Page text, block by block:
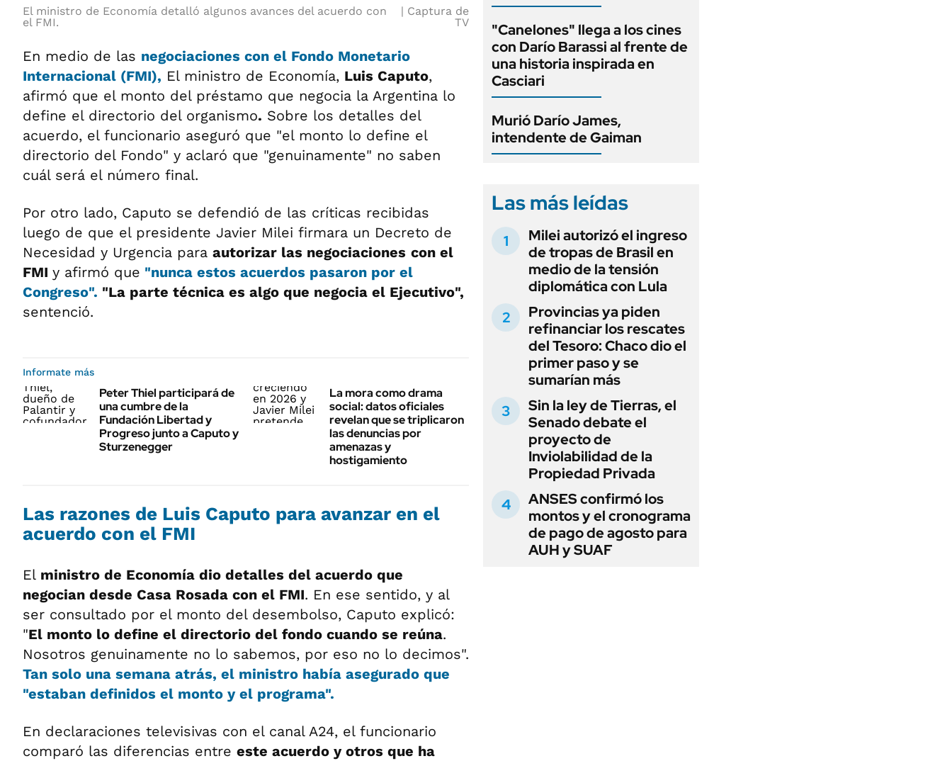
El ministro de Economía detalló algunos avances del acuerdo con
el FMI.
Captura de
TV
En medio de las negociaciones con el Fondo Monetario
Internacional (FMI), El ministro de Economía, Luis Caputo,
afirmó que el monto del préstamo que negocia la Argentina lo
define el directorio del organismo. Sobre los detalles del
acuerdo, el funcionario aseguró que "el monto lo define el
directorio del Fondo" y aclaró que "genuinamente" no saben
cuál será el número final.
Por otro lado, Caputo se defendió de las críticas recibidas
luego de que el presidente Javier Milei firmara un Decreto de
Necesidad y Urgencia para autorizar las negociaciones con el
FMI y afirmó que "nunca estos acuerdos pasaron por el
Congreso". "La parte técnica es algo que negocia el Ejecutivo",
sentenció.
Informate más
Peter Thiel participará de
una cumbre de la
Fundación Libertad y
Progreso junto a Caputo y
Sturzenegger
La mora como drama
social: datos oficiales
revelan que se triplicaron
las denuncias por
amenazas y
hostigamiento
Las razones de Luis Caputo para avanzar en el
acuerdo con el FMI
El ministro de Economía dio detalles del acuerdo que
negocian desde Casa Rosada con el FMI. En ese sentido, y al
ser consultado por el monto del desembolso, Caputo explicó:
"El monto lo define el directorio del fondo cuando se reúna.
Nosotros genuinamente no lo sabemos, por eso no lo decimos".
Tan solo una semana atrás, el ministro había asegurado que
"estaban definidos el monto y el programa".
En declaraciones televisivas con el canal A24, el funcionario
comparó las diferencias entre este acuerdo y otros que ha
"Canelones" llega a los cines
con Darío Barassi al frente de
una historia inspirada en
Casciari
Murió Darío James,
intendente de Gaiman
Las más leídas
Milei autorizó el ingreso
de tropas de Brasil en
medio de la tensión
diplomática con Lula
Provincias ya piden
refinanciar los rescates
del Tesoro: Chaco dio el
primer paso y se
sumarían más
Sin la ley de Tierras, el
Senado debate el
proyecto de
Inviolabilidad de la
Propiedad Privada
ANSES confirmó los
montos y el cronograma
de pago de agosto para
AUH y SUAF